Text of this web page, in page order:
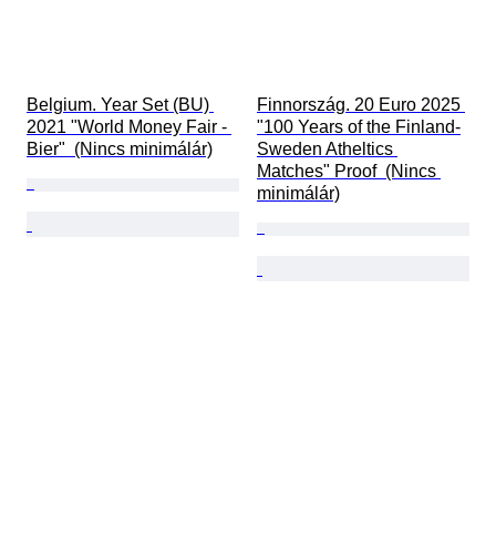
Belgium. Year Set (BU)
2021 "World Money Fair -
Bier"  (Nincs minimálár)
Finnország. 20 Euro 2025
"100 Years of the Finland-
Sweden Atheltics
Matches" Proof  (Nincs
minimálár)